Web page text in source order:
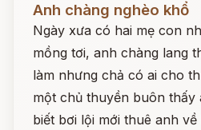
Anh chàng nghèo khổ
Ngày xưa có hai mẹ con
mồng tơi, anh chàng lang
làm nhưng chả có ai cho
một chủ thuyền buôn thấy
biết bơi lội mới thuê anh